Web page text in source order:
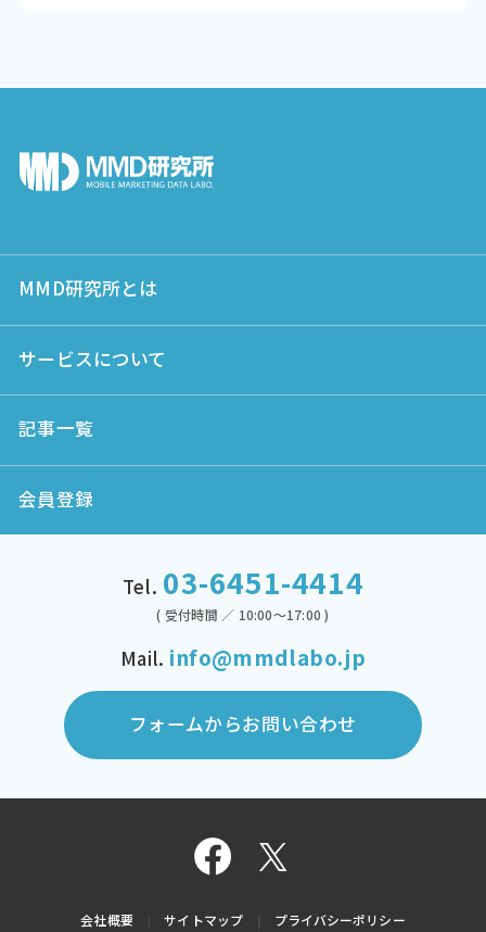
MMD研究所とは
サービスについて
記事一覧
会員登録
Tel. 03-6451-4414
( 受付時間 ／ 10:00～17:00 )
Mail. info@mmdlabo.jp
フォームからお問い合わせ
会社概要 サイトマップ プライバシーポリシー